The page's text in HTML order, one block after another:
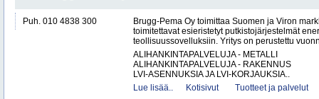
Puh. 010 4838 300
Brugg-Pema Oy toimittaa Suomen ja Viron
toimitettavat esieristetyt putkistojärjestelmät
teollisuussovelluksiin. Yritys on perustettu
ALIHANKINTAPALVELUJA - METALLI
ALIHANKINTAPALVELUJA - RAKENNUS
LVI-ASENNUKSIA JA LVI-KORJAUKSIA..
Lue lisää..
Kotisivut Tuotteet ja palvelut